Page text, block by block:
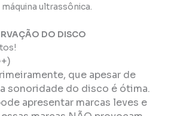
ultrassônica.
DO DISCO
que apesar de
sonoridade do disco é ótima.
apresentar marcas leves e